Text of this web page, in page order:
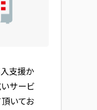
支援か
サービ
いてお